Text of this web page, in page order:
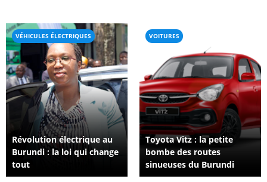
VÉHICULES ÉLECTRIQUES
Révolution électrique au
Burundi : la loi qui change
tout
VOITURES
Toyota Vitz : la petite
bombe des routes
sinueuses du Burundi